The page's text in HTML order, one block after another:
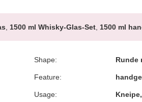
1500 ml Whisky-Glas-Set 1500 ml
Shape: Runde
Feature:
Usage: